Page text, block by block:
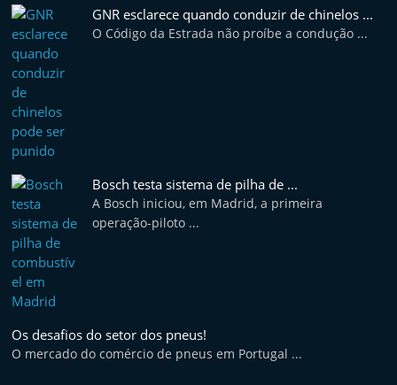
t
e
e
t
A
m
ó
GNR esclarece quando conduzir de chinelos ...
O Código da Estrada não proíbe a condução ...
Bosch testa sistema de pilha de ...
A Bosch iniciou, em Madrid, a primeira
operação-piloto ...
Os desafios do setor dos pneus!
O mercado do comércio de pneus em Portugal ...